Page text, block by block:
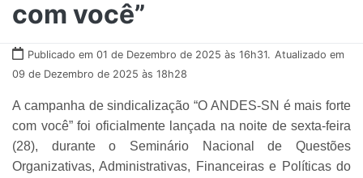
com você”
Publicado em 01 de Dezembro de 2025 às 16h31. Atualizado em
09 de Dezembro de 2025 às 18h28
A campanha de sindicalização “O ANDES-SN é mais forte
com você” foi oficialmente lançada na noite de sexta-feira
(28), durante o Seminário Nacional de Questões
Organizativas, Administrativas, Financeiras e Políticas do